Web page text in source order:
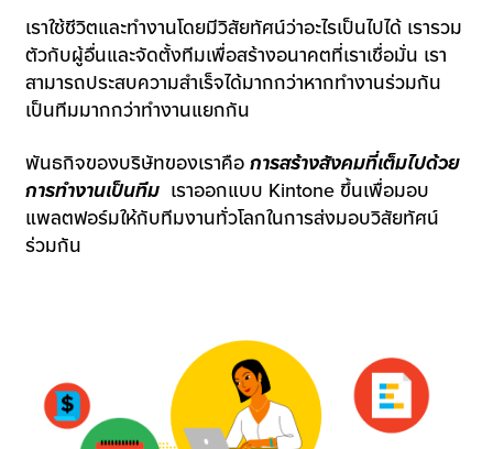
บริษัท
รับการ ทดลองใช้งานฟรี
รับการสาธิตระบบ
เราใช้ชีวิตและทำงานโดยมีวิสัยทัศน์ว่าอะไรเป็นไปได้ เรารวม
ตัวกับผู้อื่นและจัดตั้งทีมเพื่อสร้างอนาคตที่เราเชื่อมั่น เรา
สามารถประสบความสำเร็จได้มากกว่าหากทำงานร่วมกัน
เป็นทีมมากกว่าทำงานแยกกัน
พันธกิจของบริษัทของเราคือการสร้างสังคมที่เต็มไปด้วย
การทำงานเป็นทีมเราออกแบบ Kintone ขึ้นเพื่อมอบ
แพลตฟอร์มให้กับทีมงานทั่วโลกในการส่งมอบวิสัยทัศน์
ร่วมกัน